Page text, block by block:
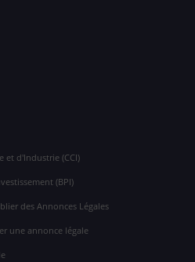
et d'Industrie (CCI)
(BPI)
des Annonces Légales
une annonce légale